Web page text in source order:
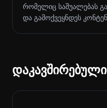
რომელიც საშუალებას
და გამოქვეყნდეს